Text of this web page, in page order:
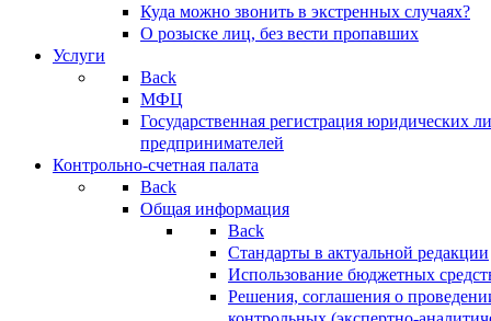
Куда можно звонить в экстренных случаях?
О розыске лиц, без вести пропавших
Услуги
Back
МФЦ
Государственная регистрация юридических
предпринимателей
Контрольно-счетная палата
Back
Общая информация
Back
Стандарты в актуальной редакции
Использование бюджетных
Решения, соглашения о